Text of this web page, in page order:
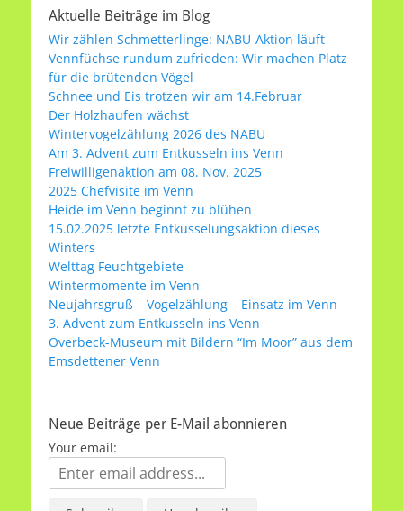
k
Aktuelle Beiträge im Blog
Wir zählen Schmetterlinge: NABU-Aktion läuft
Vennfüchse rundum zufrieden: Wir machen Platz
für die brütenden Vögel
Schnee und Eis trotzen wir am 14.Februar
Der Holzhaufen wächst
Wintervogelzählung 2026 des NABU
Am 3. Advent zum Entkusseln ins Venn
Freiwilligenaktion am 08. Nov. 2025
2025 Chefvisite im Venn
Heide im Venn beginnt zu blühen
15.02.2025 letzte Entkusselungsaktion dieses
Winters
Welttag Feuchtgebiete
Wintermomente im Venn
Neujahrsgruß – Vogelzählung – Einsatz im Venn
3. Advent zum Entkusseln ins Venn
Overbeck-Museum mit Bildern “Im Moor” aus dem
Emsdettener Venn
Neue Beiträge per E-Mail abonnieren
Your email: